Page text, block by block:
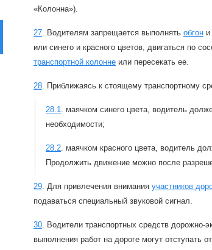
«Колонна»).
27. Водителям запрещается выполнять обгон и
или синего и красного цветов, двигаться по
транспортной колонне или пересекать ее.
28. Приближаясь к стоящему транспортному
28.1. маячком синего цвета, водитель
необходимости;
28.2. маячком красного цвета, водитель
Продолжить движение можно после
29. Для привлечения внимания участников
подаваться специальный звуковой сигнал.
30. Водители транспортных средств дорожно-
выполнения работ на дороге могут отступать